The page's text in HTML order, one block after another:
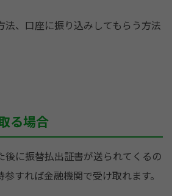
法、口座に振り込みしてもらう方法
る場合
後に振替払出証書が送られてくるの
すれば金融機関で受け取れます。